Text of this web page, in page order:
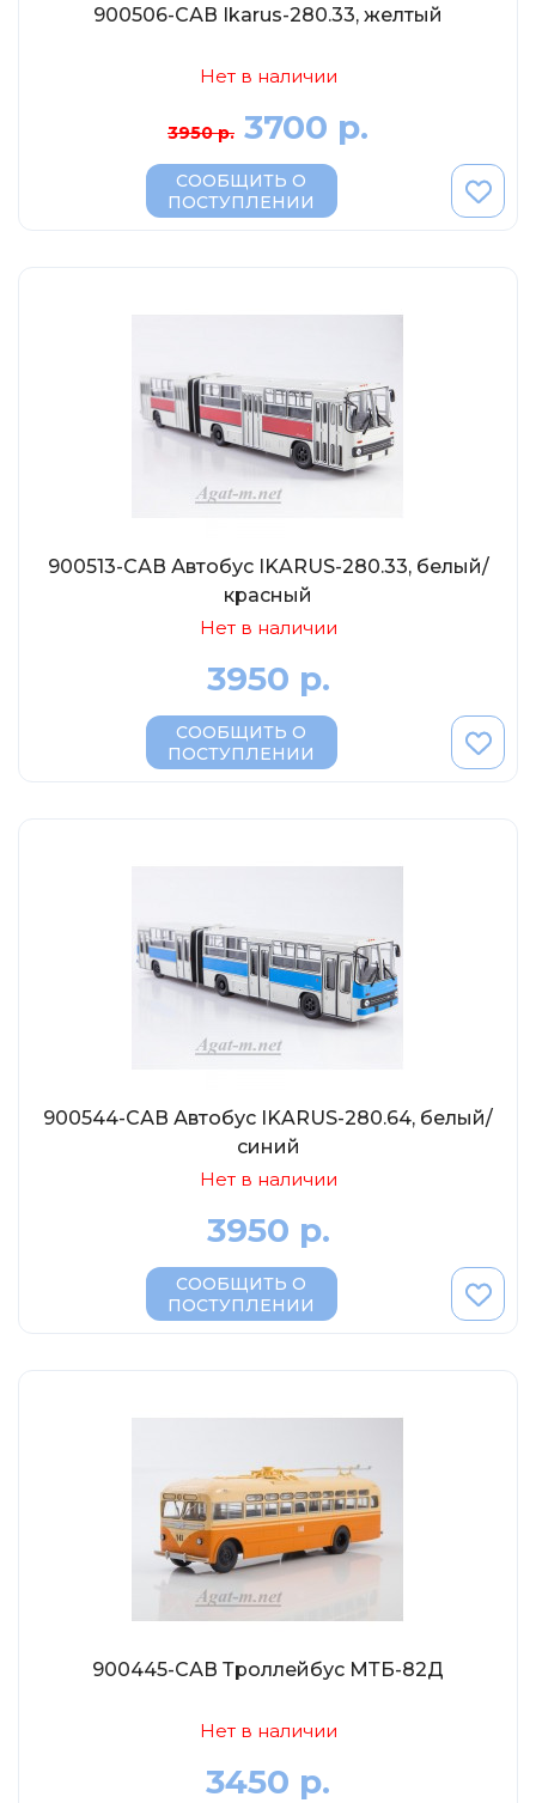
900506-САВ Ikarus-280.33, желтый
Нет в наличии
3950 р. 3700 р.
СООБЩИТЬ О
ПОСТУПЛЕНИИ
900513-САВ Автобус IKARUS-280.33, белый/
красный
Нет в наличии
3950 р.
СООБЩИТЬ О
ПОСТУПЛЕНИИ
900544-САВ Автобус IKARUS-280.64, белый/
синий
Нет в наличии
3950 р.
СООБЩИТЬ О
ПОСТУПЛЕНИИ
900445-САВ Троллейбус МТБ-82Д
Нет в наличии
3450 р.